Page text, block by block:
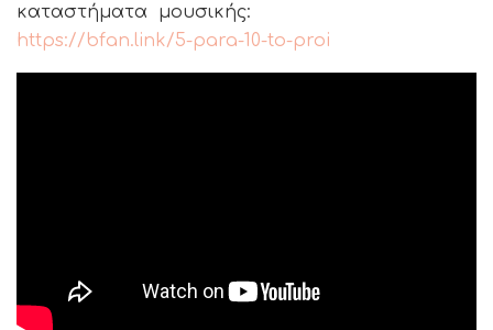
καταστήματα μουσικής:
https://bfan.link/5-para-10-to-proi